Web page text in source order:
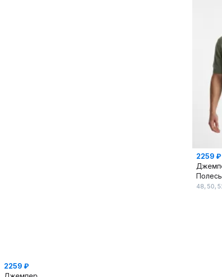
2259 ₽
2259 ₽
48, 50,